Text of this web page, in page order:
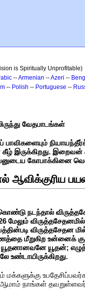
is Spiritually Unprofitable)
--Armenian --Azeri --
-- Polish -- Portuguese --
வேதபாடங்கள்
கீழ் இருக்கிறது.
கோபாக்கினை
ஆவிக்குரிய
நடந்தால்
மேலும்
விருத்தசேதன
மீறுகிற உன்னைக்
யூதன்;
உண்டாயிருக்கிறது.
மக்களுக்கு
நாங்கள்